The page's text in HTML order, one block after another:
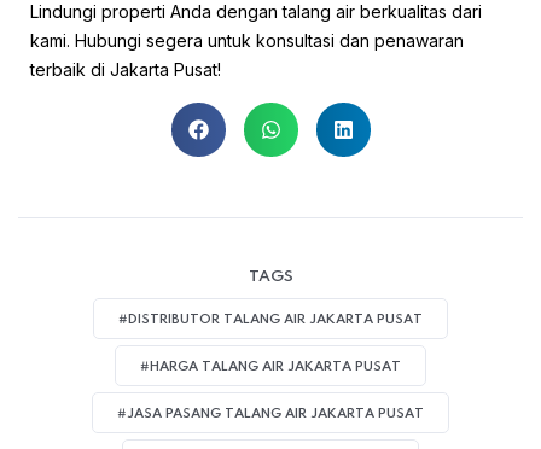
Lindungi properti Anda dengan talang air berkualitas dari
kami. Hubungi segera untuk konsultasi dan penawaran
terbaik di Jakarta Pusat!
TAGS
#DISTRIBUTOR TALANG AIR JAKARTA PUSAT
#HARGA TALANG AIR JAKARTA PUSAT
#JASA PASANG TALANG AIR JAKARTA PUSAT